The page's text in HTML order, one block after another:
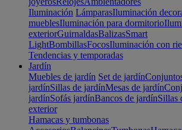
Iluminación LámparasIluminación
mueblesIluminación para dormitorio
exteriorGuirnaldasBalizasSmart
LightBombillasFocosIluminación con
Tendencias y temporadas
Jardín
Muebles de jardín Set de jardín
jardínSillas de jardínMesas de jardín
jardínSofás jardínBancos de jardínSillas
exterior
Hamacas y tumbonas